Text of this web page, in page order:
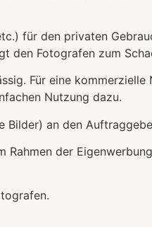
für den privaten
den Fotografen zum
Für eine
Nutzung dazu.
Bilder) an den
der